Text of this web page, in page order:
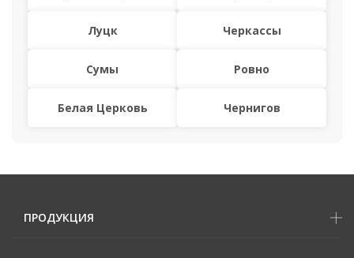
Луцк Черкассы
Сумы Ровно
Белая Церковь Чернигов
ПРОДУКЦИЯ